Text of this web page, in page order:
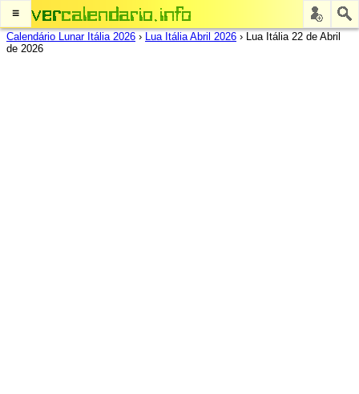
≡
Calendário Lunar Itália 2026 › Lua Itália Abril 2026 › Lua Itália 22 de Abril
de 2026